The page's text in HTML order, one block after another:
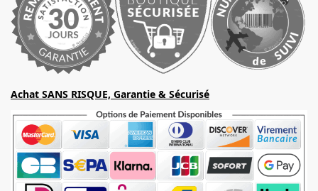
Achat SANS RISQUE, Garantie & Sécurisé